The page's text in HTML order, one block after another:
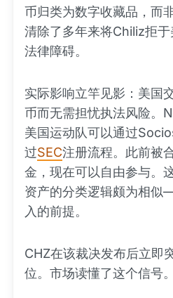
币归类为数字收藏品，而
清除了多年来将Chiliz拒
法律障碍。
实际影响立竿见影：美国
币而无需担忧执法风险。
美国运动队可以通过
过SEC注册流程。此前被
金，现在可以自由参与。
资产的分类逻辑颇为相
入的前提。
CHZ在该裁决发布后立即
位。市场读懂了这个信号。